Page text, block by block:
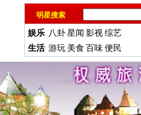
明星搜索
娱乐 八卦星闻 影视综艺
生活 游玩 美食 百味便民